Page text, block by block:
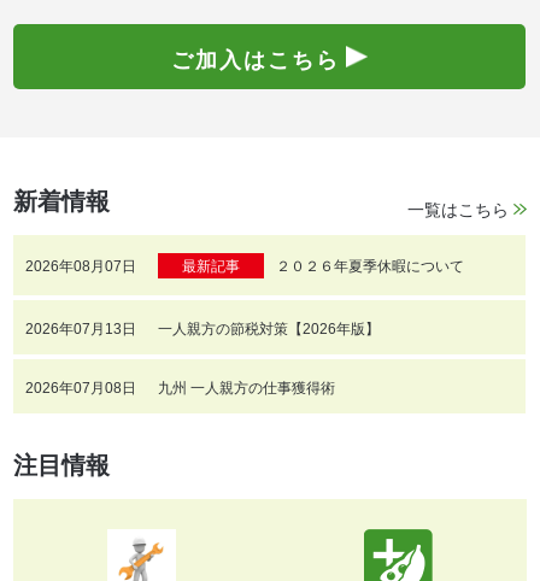
ご加入はこちら
新着情報
2026年08月07日 最新記事 ２０２６年夏季休暇について
2026年07月13日 一人親方の節税対策【2026年版】
2026年07月08日 九州 一人親方の仕事獲得術
一覧はこちら
注目情報